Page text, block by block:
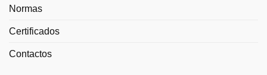
Normas
Certificados
Contactos